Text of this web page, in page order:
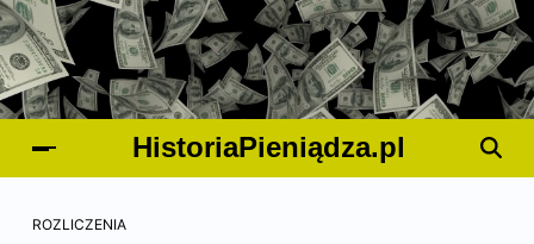
HistoriaPieniądza.pl
ROZLICZENIA